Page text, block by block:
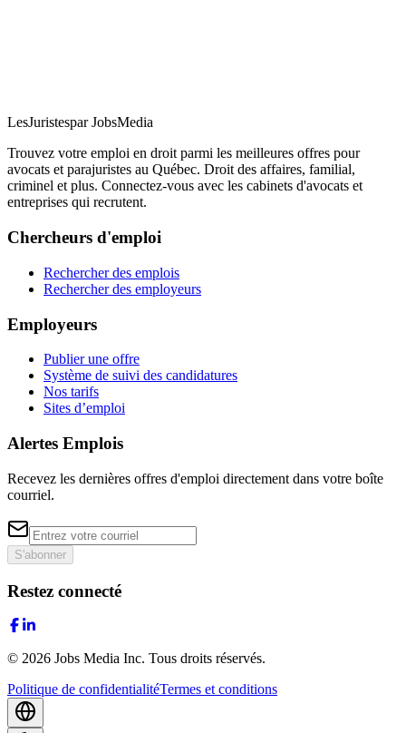
LesJuristespar JobsMedia
Trouvez votre emploi en droit parmi les meilleures offres pour
avocats et parajuristes au Québec. Droit des affaires, familial,
criminel et plus. Connectez-vous avec les cabinets d'avocats et
entreprises qui recrutent.
Chercheurs d'emploi
Rechercher des emplois
Rechercher des employeurs
Employeurs
Publier une offre
Système de suivi des candidatures
Nos tarifs
Sites d’emploi
Alertes Emplois
Recevez les dernières offres d'emploi directement dans votre boîte
courriel.
S'abonner
Restez connecté
© 2026 Jobs Media Inc. Tous droits réservés.
Politique de confidentialitéTermes et conditions